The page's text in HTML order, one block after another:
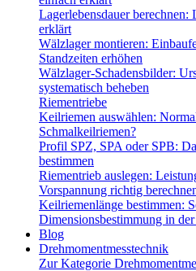
Lagerlebensdauer
erklärt
Wälzlager montieren:
Standzeiten erhöhen
Wälzlager-Schadensbilder:
systematisch beheben
Riementriebe
Keilriemen auswählen:
Schmalkeilriemen?
Profil SPZ, SPA oder SPB:
bestimmen
Riementrieb auslegen:
Vorspannung richtig
Keilriemenlänge bestimmen:
Dimensionsbestimmung in
Blog
Drehmomentmesstechnik
Zur Kategorie